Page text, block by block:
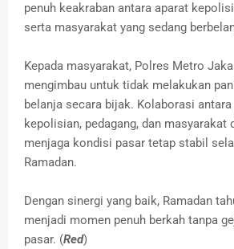
penuh keakraban antara aparat
serta masyarakat yang sedang
Kepada masyarakat, Polres Metro
mengimbau untuk tidak melakukan
belanja secara bijak. Kolaborasi
kepolisian, pedagang, dan masyarakat
menjaga kondisi pasar tetap stabil
Ramadan.
Dengan sinergi yang baik, Ramadan
menjadi momen penuh berkah tanpa
pasar. (Red)